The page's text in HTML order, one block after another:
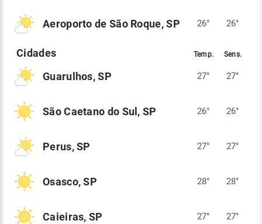
Aeroporto de São Roque, SP 26° 26°
Guarulhos, SP 27° 27°
São Caetano do Sul, SP 26° 26°
Perus, SP 27° 27°
Osasco, SP 28° 28°
Caieiras, SP 27° 27°